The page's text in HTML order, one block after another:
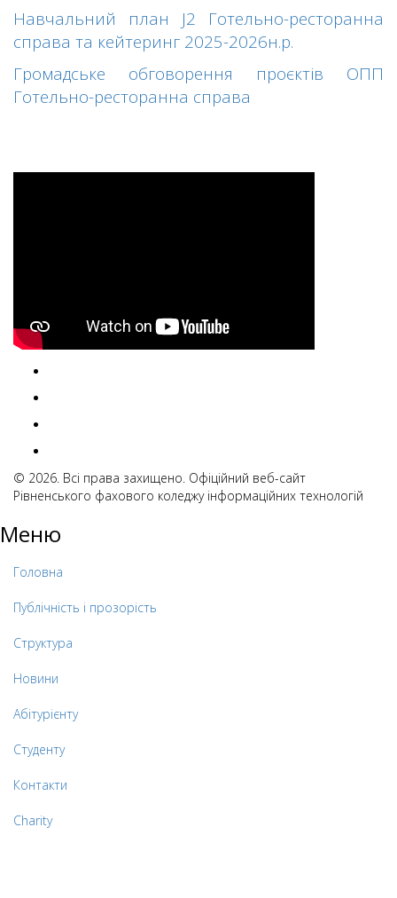
Навчальний план J2 Готельно-ресторанна
справа та кейтеринг 2025-2026н.р.
Громадське обговорення проєктів ОПП
Готельно-ресторанна справа
© 2026. Всі права захищено. Офіційний веб-сайт
Рівненського фахового коледжу інформаційних технологій
Меню
Головна
Публічність і прозорість
Структура
Новини
Абітурієнту
Студенту
Контакти
Charity